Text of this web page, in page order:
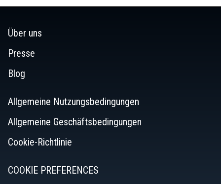
Über uns
Presse
Blog
Allgemeine Nutzungsbedingungen
Allgemeine Geschäftsbedingungen
Cookie-Richtlinie
COOKIE PREFERENCES